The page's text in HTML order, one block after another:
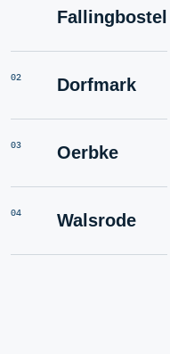
Fallingbostel
02 Dorfmark
03 Oerbke
04 Walsrode